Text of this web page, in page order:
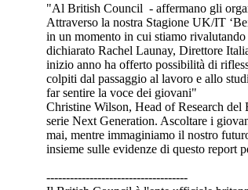
"Al British Council - affermano gli
Attraverso la nostra Stagione UK/IT
in un momento in cui stiamo
dichiarato Rachel Launay, Direttore
inizio anno ha offerto possibilità di
colpiti dal passaggio al lavoro e allo
far sentire la voce dei giovani"
Christine Wilson, Head of Research
serie Next Generation. Ascoltare i
mai, mentre immaginiamo il nostro
insieme sulle evidenze di questo report
------------------------------------